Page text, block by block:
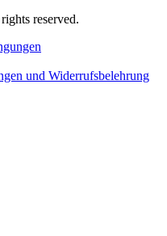
reserved.
und Widerrufsbelehrung